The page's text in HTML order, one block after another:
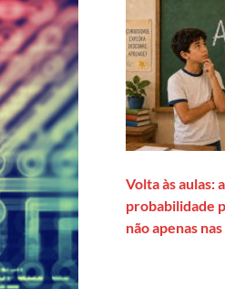
Volta às aulas:
probabilidade
não apenas